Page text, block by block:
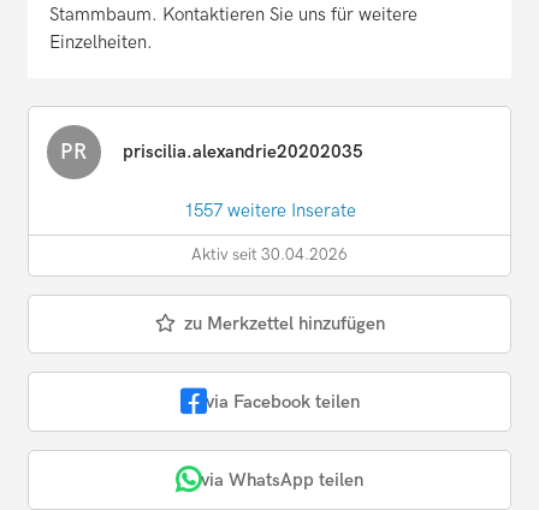
Stammbaum. Kontaktieren Sie uns für weitere
Einzelheiten.
PR priscilia.alexandrie20202035
1557 weitere Inserate
Aktiv seit 30.04.2026
zu Merkzettel hinzufügen
via Facebook teilen
via WhatsApp teilen